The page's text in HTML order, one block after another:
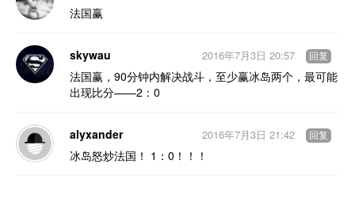
法国赢
skywau
法国赢，90分钟内解决战斗，至少赢冰岛两个，最可能
出现比分——2：0
2016年7月3日 20:57 回复
alyxander
冰岛怒炒法国！ 1：0！！！
2016年7月3日 21:42 回复